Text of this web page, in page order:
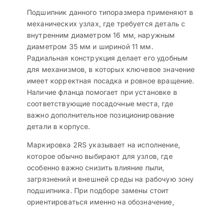
Подшипник данного типоразмера применяют в
механических узлах, где требуется деталь с
внутренним диаметром 16 мм, наружным
диаметром 35 мм и шириной 11 мм.
Радиальная конструкция делает его удобным
для механизмов, в которых ключевое значение
имеет корректная посадка и ровное вращение.
Наличие фланца помогает при установке в
соответствующие посадочные места, где
важно дополнительное позиционирование
детали в корпусе.
Маркировка 2RS указывает на исполнение,
которое обычно выбирают для узлов, где
особенно важно снизить влияние пыли,
загрязнений и внешней среды на рабочую зону
подшипника. При подборе замены стоит
ориентироваться именно на обозначение,